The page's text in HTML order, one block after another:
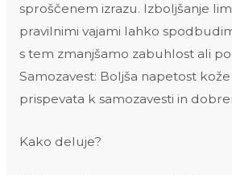
sproščenem izrazu. Izboljšanje
pravilnimi vajami lahko
s tem zmanjšamo zabuhlost ali
Samozavest: Boljša napetost
prispevata k samozavesti in
Kako deluje?